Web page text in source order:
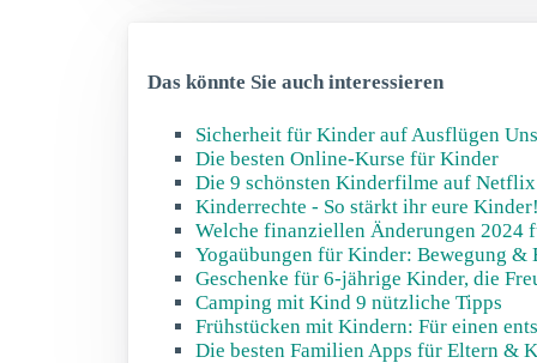
Das könnte Sie auch interessieren
Sicherheit für Kinder auf Ausflügen
Die besten Online-Kurse für Kinder
Die 9 schönsten Kinderfilme auf Netflix
Kinderrechte - So stärkt ihr eure
Welche finanziellen Änderungen 2024
Yogaübungen für Kinder: Bewegung &
Geschenke für 6-jährige Kinder, die
Camping mit Kind 9 nützliche Tipps
Frühstücken mit Kindern: Für einen
Die besten Familien Apps für Eltern &